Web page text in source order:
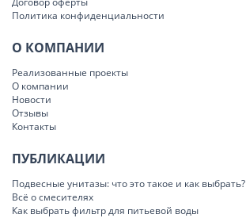
Политика конфиденциальности
О КОМПАНИИ
Реализованные проекты
О компании
Новости
Отзывы
Контакты
ПУБЛИКАЦИИ
Подвесные унитазы: что это такое и как выбрать?
Всё о смесителях
Как выбрать фильтр для питьевой воды